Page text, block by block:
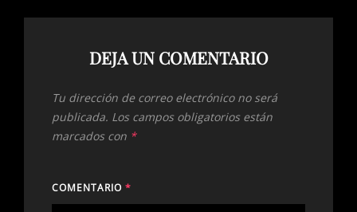
DEJA UN COMENTARIO
Tu dirección de correo electrónico no será
publicada. Los campos obligatorios están
marcados con *
COMENTARIO *